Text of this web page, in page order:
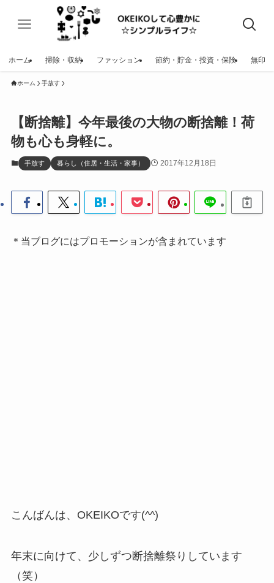
ホーム 掃除・収納 ファッション 節約・貯金・投資・保険 無印
ホーム 手放す
【断捨離】今年最後の大物の断捨離！荷
物も心も身軽に。
手放す 暮らし（住居・生活・家事） 2017年12月18日
＊当ブログにはプロモーションが含まれています
こんばんは、OKEIKOです(^^)
年末に向けて、少しずつ断捨離祭りしています
（笑）